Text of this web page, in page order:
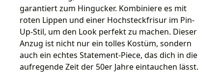
garantiert zum Hingucker. Kombiniere es mit
roten Lippen und einer Hochsteckfrisur im Pin-
Up-Stil, um den Look perfekt zu machen. Dieser
Anzug ist nicht nur ein tolles Kostüm, sondern
auch ein echtes Statement-Piece, das dich in die
aufregende Zeit der 50er Jahre eintauchen lässt.